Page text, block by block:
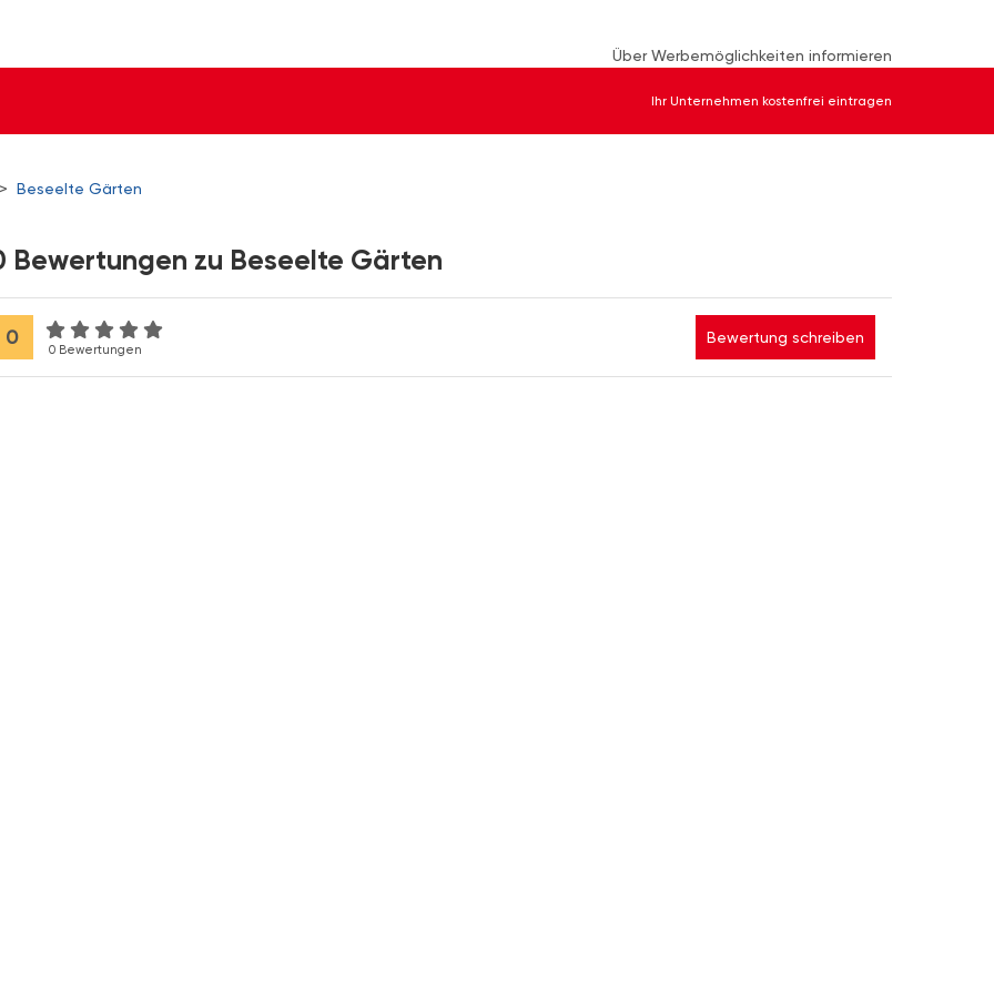
Über Werbemöglichkeiten informieren
Ihr Unternehmen kostenfrei eintragen
> Beseelte Gärten
Bewertungen zu Beseelte Gärten
0
0 Bewertungen
Bewertung schreiben